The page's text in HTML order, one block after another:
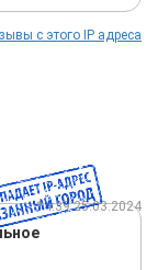
с этого IP адреса
14:39 25.03.2024